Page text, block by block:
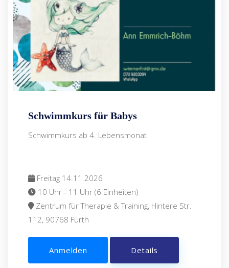
Schwimmkurs für Babys
Schwimmkurs ab 4. Lebensmonat
Freitag 14.11.2026
10 Uhr - 11 Uhr (6 Einheiten)
Zentrum für Therapie & Training, Hintere Str.
112, 90768 Fürth
Anmelden Details